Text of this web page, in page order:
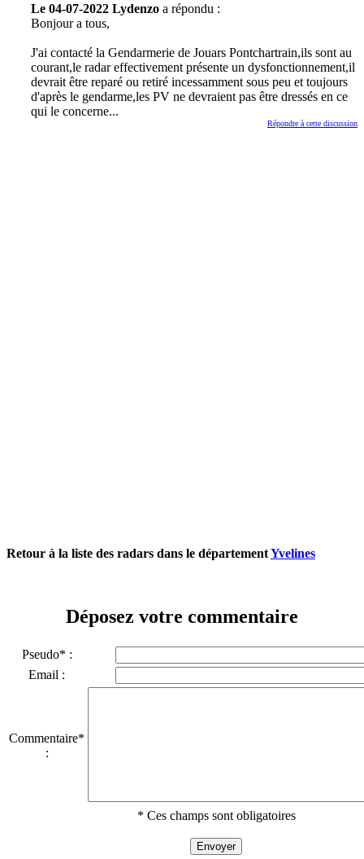
Le 04-07-2022 Lydenzo a répondu :
Bonjour a tous,
J'ai contacté la Gendarmerie de Jouars Pontchartrain,ils sont au
courant,le radar effectivement présente un dysfonctionnement,il
devrait être reparé ou retiré incessamment sous peu et toujours
d'après le gendarme,les PV ne devraient pas être dressés en ce
qui le concerne...
Répondre à cette discussion
Retour à la liste des radars dans le départementYvelines
Déposez votre commentaire
Pseudo* :
Email :
Commentaire*
:
* Ces champs sont obligatoires